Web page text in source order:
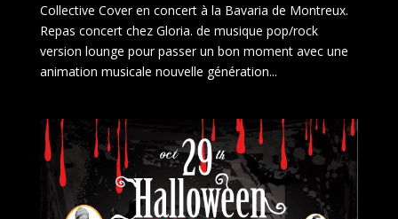
Collective Cover en concert à la Bavaria de Montreux.
Repas concert chez Gloria. de musique pop/rock
version lounge pour passer un bon moment avec une
animation musicale nouvelle génération...